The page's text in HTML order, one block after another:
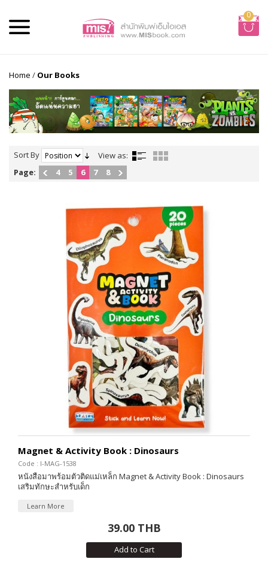
0
Home / Our Books
Sort By
View as:
Page:
4 5 6 7 8
Magnet & Activity Book : Dinosaurs
Code : I-MAG-1538
หนังสือมาพร้อมตัวติดแม่เหล็ก Magnet & Activity Book : Dinosaurs
เสริมทักษะสำหรับเด็ก
Learn More
39.00 THB
Add to Cart